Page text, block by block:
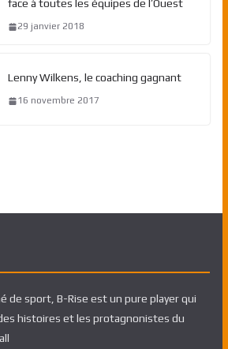
face à toutes les équipes de l’Ouest
29 janvier 2018
Lenny Wilkens, le coaching gagnant
16 novembre 2017
de sport, B-Rise est un pure player qui
histoires et les protagnonistes du